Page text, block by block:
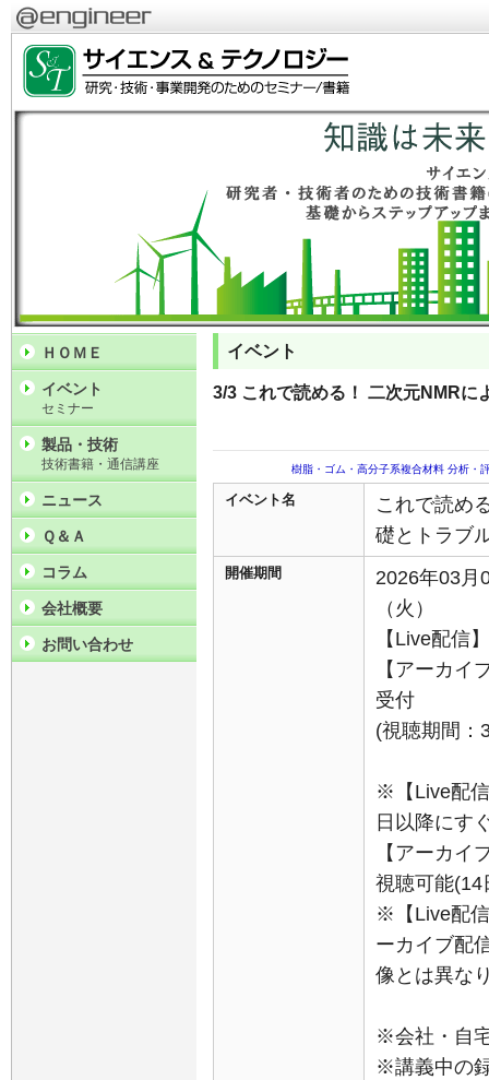
イベント
3/3 これで読める！ 二次元NMRに
樹脂・ゴム・高分子系複合材料 分析・
イベント名
これで読め
礎とトラブ
開催期間
2026年03月
（火）
【Live配信
【アーカイ
受付
(視聴期間：
※【Live配
日以降にす
【アーカイ
視聴可能(14
※【Live配
ーカイブ配
像とは異な
※会社・自
※講義中の
ＨＯＭＥ
イベント
セミナー
製品・技術
技術書籍・通信講座
ニュース
Ｑ＆Ａ
コラム
会社概要
お問い合わせ